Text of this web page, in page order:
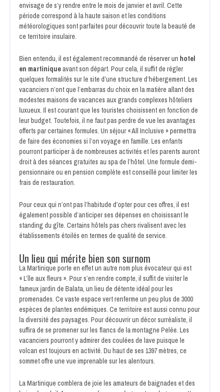
envisage de s’y rendre entre le mois de janvier et avril. Cette
période correspond à la haute saison et les conditions
météorologiques sont parfaites pour découvrir toute la beauté de
ce territoire insulaire.
Bien entendu, il est également recommandé de réserver un hotel
en martiniqueavant son départ. Pour cela, il suffit de régler
quelques formalités sur le site d’une structure d’hébergement. Les
vacanciers n’ont que l’embarras du choix en la matière allant des
modestes maisons de vacances aux grands complexes hôteliers
luxueux. Il est courant que les touristes choisissent en fonction de
leur budget. Toutefois, il ne faut pas perdre de vue les avantages
offerts par certaines formules. Un séjour « All Inclusive » permettra
de faire des économies si l’on voyage en famille. Les enfants
pourront participer à de nombreuses activités et les parents auront
droit à des séances gratuites au spa de l’hôtel. Une formule demi-
pensionnaire ou en pension complète est conseillé pour limiter les
frais de restauration.
Pour ceux qui n’ont pas l’habitude d’opter pour ces offres, il est
également possible d’anticiper ses dépenses en choisissant le
standing du gîte. Certains hôtels pas chers rivalisent avec les
établissements étoilés en termes de qualité de service.
Un lieu qui mérite bien son surnom
La Martinique porte en effet un autre nom plus évocateur qui est
« L’île aux fleurs ». Pour s’en rendre compte, il suffit de visiter le
fameux jardin de Balata, un lieu de détente idéal pour les
promenades. Ce vaste espace vert renferme un peu plus de 3000
espèces de plantes endémiques. Ce territoire est aussi connu pour
la diversité des paysages. Pour découvrir un décor surréaliste, il
suffira de se promener sur les flancs de la montagne Pelée. Les
vacanciers pourront y admirer des coulées de lave puisque le
volcan est toujours en activité. Du haut de ses 1397 mètres, ce
sommet offre une vue imprenable sur les alentours.
La Martinique comblera de joie les amateurs de baignades et des